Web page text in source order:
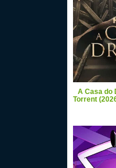
A Casa do
Torrent